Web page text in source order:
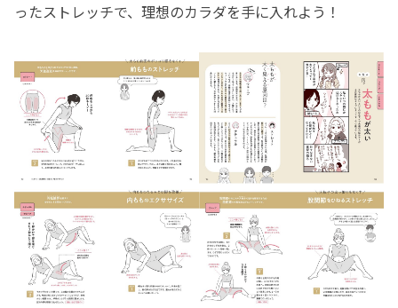
ったストレッチで、理想のカラダを手に入れよう！